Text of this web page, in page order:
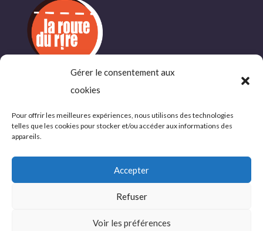
Gérer le consentement aux
cookies
Pour offrir les meilleures expériences, nous utilisons des technologies
telles que les cookies pour stocker et/ou accéder aux informations des
appareils.
Accepter
Refuser
Voir les préférences
INFORMATIONS
COMPLÉMENTAIRES
Politique de confidentialité